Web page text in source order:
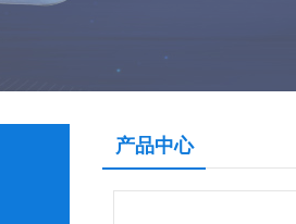
产品中心